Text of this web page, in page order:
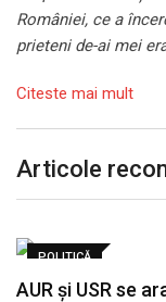
României, ce a
prieteni de-ai mei
Citeste mai mult
Articole
POLITICĂ
AUR și USR se